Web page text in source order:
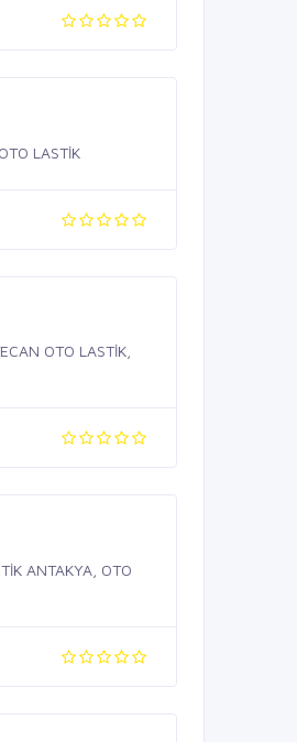
LASTİK
OTO LASTİK,
ANTAKYA, OTO